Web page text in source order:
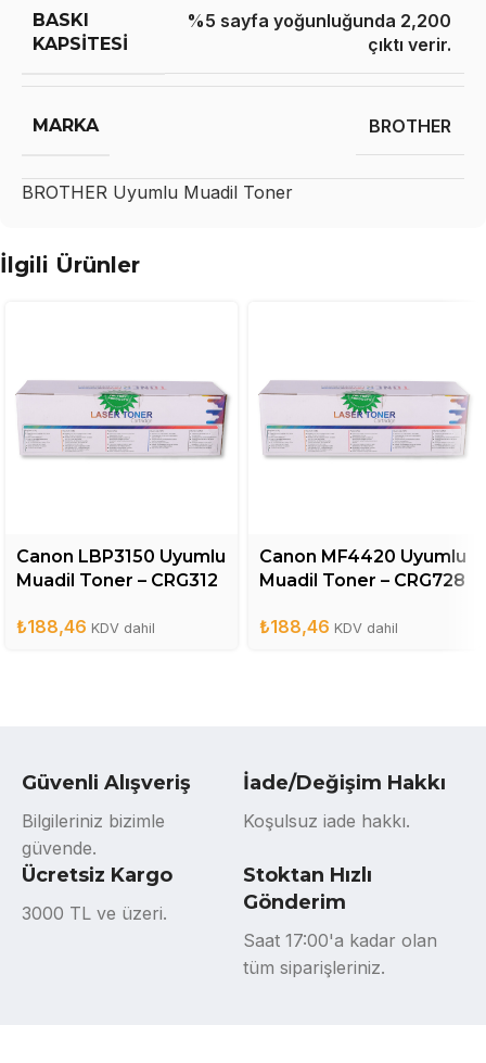
BASKI
KAPSITESI
%5 sayfa yoğunluğunda 2,200
çıktı verir.
MARKA BROTHER
BROTHER Uyumlu Muadil Toner
İlgili Ürünler
Canon LBP3150 Uyumlu
Muadil Toner – CRG312
₺188,46 KDV dahil
Canon MF4420 Uyumlu
Muadil Toner – CRG728
₺188,46 KDV dahil
Güvenli Alışveriş
Bilgileriniz bizimle
güvende.
İade/Değişim Hakkı
Koşulsuz iade hakkı.
Ücretsiz Kargo
3000 TL ve üzeri.
Stoktan Hızlı
Gönderim
Saat 17:00'a kadar olan
tüm siparişleriniz.